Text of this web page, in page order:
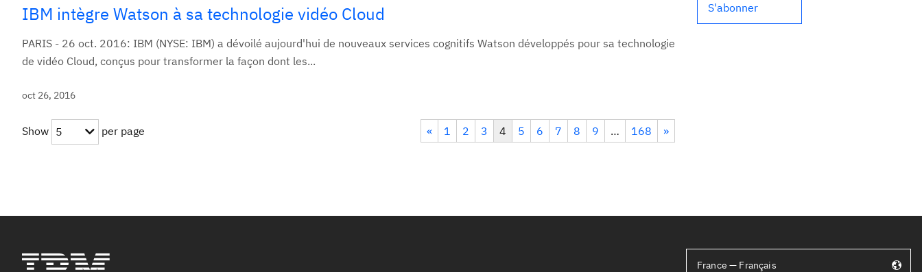
IBM intègre Watson à sa technologie vidéo Cloud
PARIS - 26 oct. 2016: IBM (NYSE: IBM) a dévoilé aujourd'hui de nouveaux services cognitifs Watson développés pour sa technologie
de vidéo Cloud, conçus pour transformer la façon dont les...
oct 26, 2016
Show 5 per page « 1 2 3 4 5 6 7 8 9 … 168 »
S'abonner
France — Français